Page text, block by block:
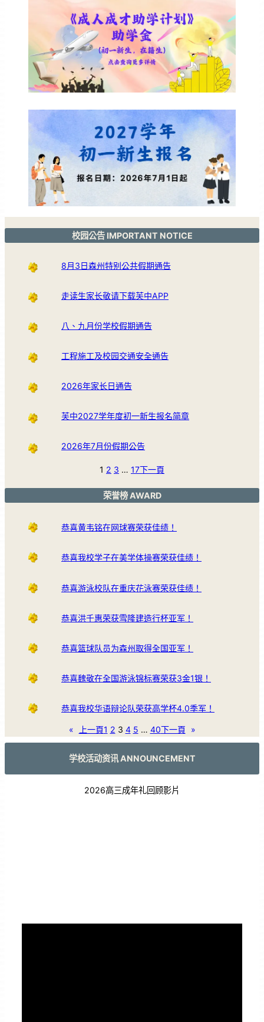
校园公告 IMPORTANT NOTICE
8月3日森州特别公共假期通告
走读生家长敬请下载芙中APP
八、九月份学校假期通告
工程施工及校园交通安全通告
2026年家长日通告
芙中2027学年度初一新生报名简章
2026年7月份假期公告
1 2 3 … 17下一頁
荣誉榜 AWARD
恭喜黄韦铭在网球赛荣获佳绩！
恭喜我校学子在美学体操赛荣获佳绩！
恭喜游泳校队在重庆花泳赛荣获佳绩！
恭喜洪千惠荣获雪隆建造行杯亚军！
恭喜篮球队员为森州取得全国亚军！
恭喜魏敬在全国游泳锦标赛荣获3金1银！
恭喜我校华语辩论队荣获高学杯4.0季军！
« 上一頁1 2 3 4 5 … 40下一頁 »
学校活动资讯 ANNOUNCEMENT
2026高三成年礼回顾影片